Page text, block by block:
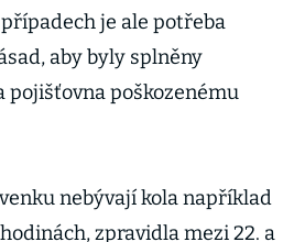
je ale potřeba
aby byly splněny
poškozenému
nebývají kola například
zpravidla mezi 22. a